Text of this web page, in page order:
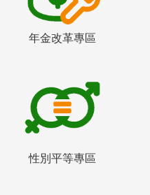
年金改革專區
性別平等專區